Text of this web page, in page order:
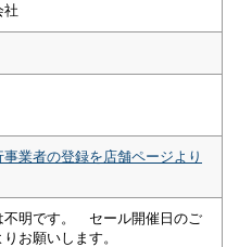
社
業者の登録を店舗ページより
不明です。 セール開催日のご
りお願いします。